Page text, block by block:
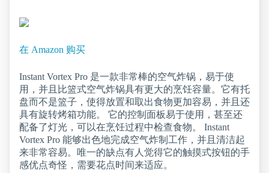
在 Amazon 购买
Instant Vortex Pro 是一款非常棒的空气炸锅，易于使
用，并且比篮式空气炸锅具有更大的烹饪容量。它有托
盘而不是篮子，使得放置和取出食物更加容易，并且还
具有旋转烤箱功能。 它的控制面板易于使用，甚至还
配备了灯光，可以在烹饪过程中检查食物。 Instant
Vortex Pro 能够出色地完成空气炸制工作，并且清洁起
来非常容易。唯一的缺点有人觉得它的触摸式按钮的手
感优点奇怪，需要花点时间来适应。